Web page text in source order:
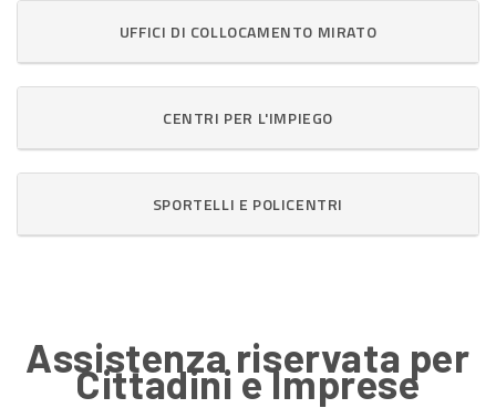
UFFICI DI COLLOCAMENTO MIRATO
CENTRI PER L'IMPIEGO
SPORTELLI E POLICENTRI
Assistenza riservata per
Cittadini e Imprese